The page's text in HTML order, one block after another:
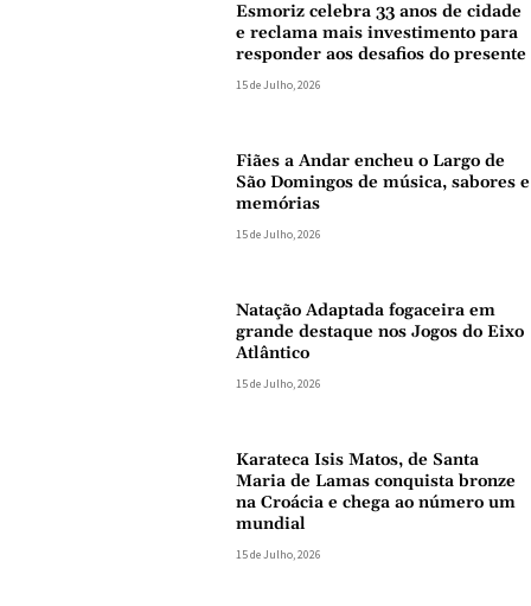
Esmoriz celebra 33 anos de cidade
e reclama mais investimento para
responder aos desafios do presente
15 de Julho, 2026
Fiães a Andar encheu o Largo de
São Domingos de música, sabores e
memórias
15 de Julho, 2026
Natação Adaptada fogaceira em
grande destaque nos Jogos do Eixo
Atlântico
15 de Julho, 2026
Karateca Isis Matos, de Santa
Maria de Lamas conquista bronze
na Croácia e chega ao número um
mundial
15 de Julho, 2026